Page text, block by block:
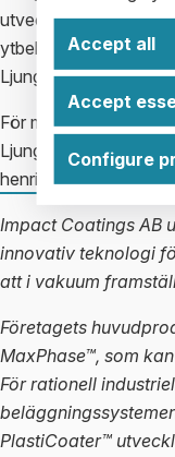
utveckling förstärks
ytbeläggare för
Ljungcrantz, VD på
För mer information,
Ljungcrantz på tel
Impact Coatings AB
innovativ teknologi
att i vakuum
Företagets
MaxPhase™, som
För rationell
PlastiCoater™
Accept all
Accept
Configure